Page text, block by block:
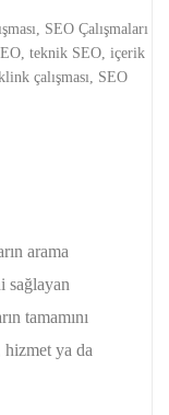
SEO Çalışmaları
teknik SEO, içerik
çalışması, SEO
arama
sağlayan
tamamını
hizmet ya da